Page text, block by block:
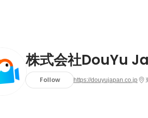
株式会社DouYu
Follow https://douyujapan.co.jp